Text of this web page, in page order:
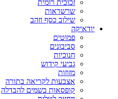
זכוכית רומית
שרשראות
שילוב כסף וזהב
יודאיקה
פמוטים
סביבונים
חנוכיות
גביעי קידוש
מזוזות
אצבעות לקריאה בתורה
קופסאות בשמים להבדלה